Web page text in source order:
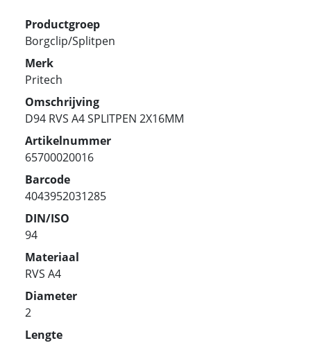
Productgroep
Borgclip/Splitpen
Merk
Pritech
Omschrijving
D94 RVS A4 SPLITPEN 2X16MM
Artikelnummer
65700020016
Barcode
4043952031285
DIN/ISO
94
Materiaal
RVS A4
Diameter
2
Lengte